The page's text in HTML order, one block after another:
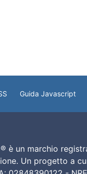
Guida Javascript
è un marchio
Un progetto a